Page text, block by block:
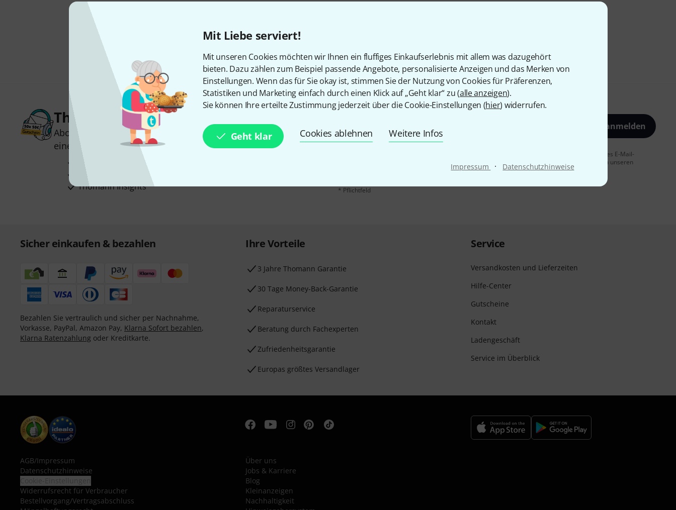
Mit Liebe serviert!
Mit unseren Cookies möchten wir Ihnen ein fluffiges Einkaufserlebnis mit allem was dazugehört
bieten. Dazu zählen zum Beispiel passende Angebote, personalisierte Anzeigen und das Merken von
Einstellungen. Wenn das für Sie okay ist, stimmen Sie der Nutzung von Cookies für Präferenzen,
Statistiken und Marketing einfach durch einen Klick auf „Geht klar“ zu (alle anzeigen).
Sie können Ihre erteilte Zustimmung jederzeit über die Cookie-Einstellungen (hier) widerrufen.
Geht klar Cookies ablehnen Weitere Infos
Impressum · Datenschutzhinweise
Teilen
Thomann Newsletter
Abonniere den Thomann Newsletter und gewinne mit etwas Glück
einen von
50 Gutscheinen über jeweils50€!
Inspirierende Beiträge
Thomann Insights
Jetzt anmelden
Mit Klick auf „Jetzt anmelden“ stimmen Sie dem Erhalt von E-Mail-Werbung und einer Messung des E-Mail-
Nutzungsverhaltens zu. Die Abmeldung ist jederzeit möglich. Weitere Informationen finden Sie in unseren
* Pflichtfeld
Sicher einkaufen & bezahlen
Bezahlen Sie vertraulich und sicher per Nachnahme,
Vorkasse, PayPal, Amazon Pay, Klarna Sofort bezahlen,
Klarna Ratenzahlung oder Kreditkarte.
Ihre Vorteile
3 Jahre Thomann Garantie
30 Tage Money-Back-Garantie
Reparaturservice
Beratung durch Fachexperten
Zufriedenheitsgarantie
Europas größtes Versandlager
Service
Versandkosten und Lieferzeiten
Hilfe-Center
Gutscheine
Kontakt
Ladengeschäft
Service im Überblick
AGB/Impressum
Datenschutzhinweise
Widerrufsrecht für Verbraucher
Bestellvorgang/Vertragsabschluss
Über uns
Jobs & Karriere
Blog
Kleinanzeigen
Nachhaltigkeit